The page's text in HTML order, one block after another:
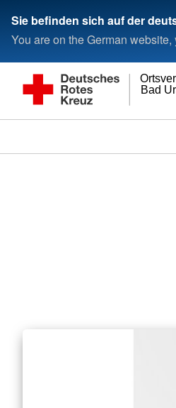
Sie befinden sich auf der
You are on the German
Bad